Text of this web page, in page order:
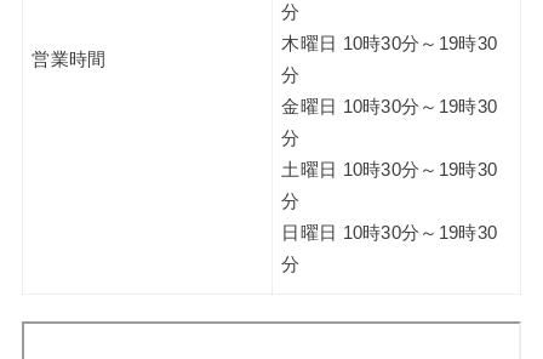
営業時間
分
木曜日 10時30分～19時30
分
金曜日 10時30分～19時30
分
土曜日 10時30分～19時30
分
日曜日 10時30分～19時30
分